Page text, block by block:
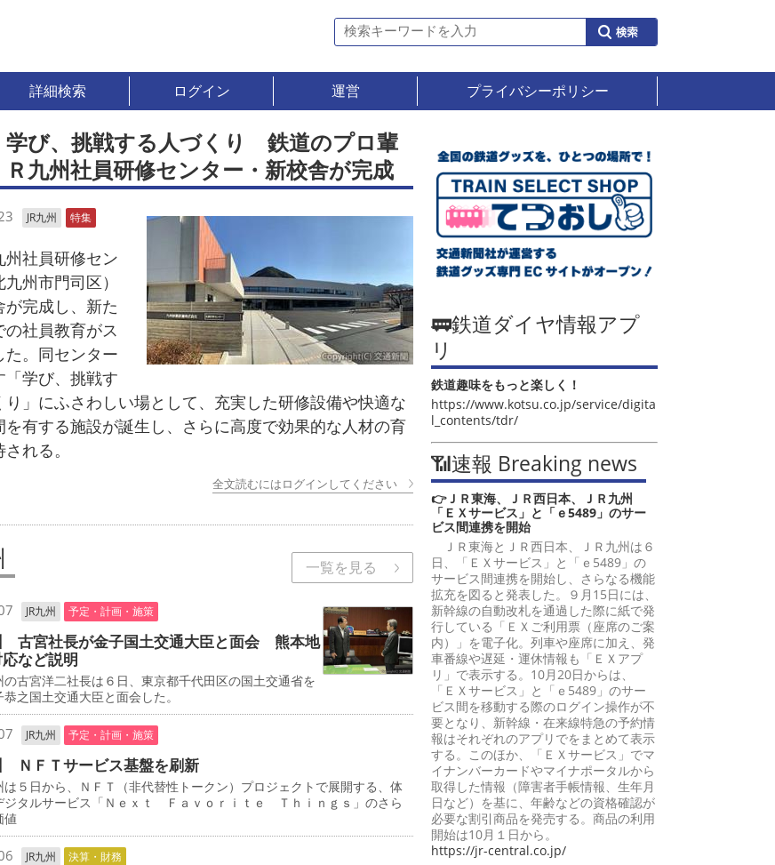
詳細検索 ログイン 運営 プライバシーポリシー
び、挑戦する人づくり 鉄道のプロ輩
九州社員研修センター・新校舎が完成
JR九州 特集
社員研修セン
州市門司区）
が完成し、新た
の社員教育がス
た。同センター
「学び、挑戦す
り」にふさわしい場として、充実した研修設備や快適な
を有する施設が誕生し、さらに高度で効果的な人材の育
れる。
全文読むにはログインしてください
一覧を見る
JR九州 予定・計画・施策
古宮社長が金子国土交通大臣と面会 熊本地
など説明
古宮洋二社長は６日、東京都千代田区の国土交通省を
之国土交通大臣と面会した。
JR九州 予定・計画・施策
ＮＦＴサービス基盤を刷新
５日から、ＮＦＴ（非代替性トークン）プロジェクトで展開する、体
ジタルサービス「Ｎｅｘｔ Ｆａｖｏｒｉｔｅ Ｔｈｉｎｇｓ」のさら
値
JR九州 決算・財務
🚃鉄道ダイヤ情報アプ
リ
鉄道趣味をもっと楽しく！
https://www.kotsu.co.jp/service/digita
l_contents/tdr/
📶速報 Breaking news
👉ＪＲ東海、ＪＲ西日本、ＪＲ九州
「ＥＸサービス」と「ｅ5489」のサー
ビス間連携を開始
ＪＲ東海とＪＲ西日本、ＪＲ九州は６
日、「ＥＸサービス」と「ｅ5489」の
サービス間連携を開始し、さらなる機能
拡充を図ると発表した。９月15日には、
新幹線の自動改札を通過した際に紙で発
行している「ＥＸご利用票（座席のご案
内）」を電子化。列車や座席に加え、発
車番線や遅延・運休情報も「ＥＸアプ
リ」で表示する。10月20日からは、
「ＥＸサービス」と「ｅ5489」のサー
ビス間を移動する際のログイン操作が不
要となり、新幹線・在来線特急の予約情
報はそれぞれのアプリでをまとめて表示
する。このほか、「ＥＸサービス」でマ
イナンバーカードやマイナポータルから
取得した情報（障害者手帳情報、生年月
日など）を基に、年齢などの資格確認が
必要な割引商品を発売する。商品の利用
開始は10月１日から。
https://jr-central.co.jp/